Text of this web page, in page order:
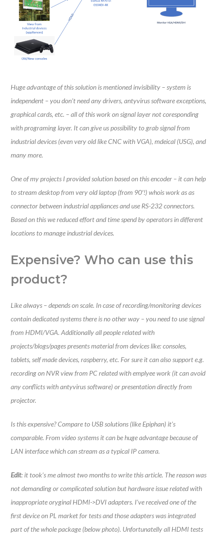
Huge advantage of this solution is mentioned invisibility – system is
independent – you don’t need any drivers, antyvirus software exceptions,
graphical cards, etc. – all of this work on signal layer not coresponding
with programing layer. It can give us possibility to grab signal from
industrial devices (even very old like CNC with VGA), mdeical (USG), and
many more.
One of my projects I provided solution based on this encoder – it can help
to stream desktop from very old laptop (from 90′!) whois work as as
connector between industrial appliances and use RS-232 connectors.
Based on this we reduced effort and time spend by operators in different
locations to manage industrial devices.
Expensive? Who can use this
product?
Like always – depends on scale. In case of recording/monitoring devices
contain dedicated systems there is no other way – you need to use signal
from HDMI/VGA. Additionally all people related with
projects/blogs/pages presents material from devices like: consoles,
tablets, self made devices, raspberry, etc. For sure it can also support e.g.
recording on NVR view from PC related with emplyee work (it can avoid
any conflicts with antyvirus software) or presentation directly from
projector.
Is this expensive? Compare to USB solutions (like Epiphan) it’s
comparable. From video systems it can be huge advantage because of
LAN interface which can stream as a typical IP camera.
Edit: it took’s me almost two months to write this article. The reason was
not demanding or complicated solution but hardware issue related with
inappropriate oryginal HDMI->DVI adapters. I’ve received one of the
first device on PL market for tests and those adapters was integrated
part of the whole package (below photo). Unfortunatelly all HDMI tests